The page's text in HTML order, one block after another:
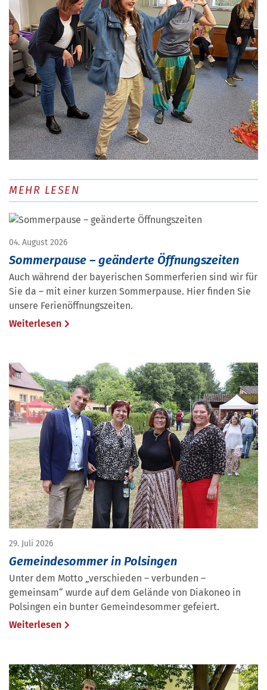
MEHR LESEN
04. August 2026
Sommerpause – geänderte Öffnungszeiten
Auch während der bayerischen Sommerferien sind wir für
Sie da – mit einer kurzen Sommerpause. Hier finden Sie
unsere Ferienöffnungszeiten.
Weiterlesen
29. Juli 2026
Gemeindesommer in Polsingen
Unter dem Motto „verschieden – verbunden –
gemeinsam“ wurde auf dem Gelände von Diakoneo in
Polsingen ein bunter Gemeindesommer gefeiert.
Weiterlesen